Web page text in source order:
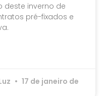
deste inverno de
pré-fixados e
17 de janeiro de